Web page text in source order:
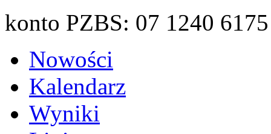
konto PZBS: 07 1240
Nowości
Kalendarz
Wyniki